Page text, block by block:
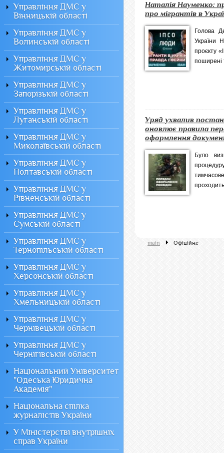
Наталія Науменко:
про мігрантів в
Голова
України
проєкту
поширені
Уряд ухвалив
оновлює правила
оформлення
Було
main Офiцiйне
Управління ДМС у
Вінницькій області
Управління ДМС у
Волинській області
Управління ДМС у
Житомирській області
Управління ДМС у
Запорізькій області
Управління ДМС у
Луганській області
Управління ДМС у
Миколаївській області
Управління ДМС у
Полтавській області
Управління ДМС у
Рівненській області
Управління ДМС у
Сумській області
Управління ДМС у
Тернопільській області
Управління ДМС у
Херсонській області
Управління ДМС у
Хмельницькій області
Управління ДМС у
Чернівецькій області
Управління ДМС у
Чернігівській області
Національний Університет
"Одеська Юридична
Академія"
Національна спілка
журналістів України
У Міністерстві внутрішніх
справ України